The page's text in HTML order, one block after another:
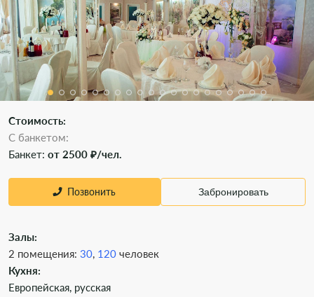
Стоимость:
С банкетом:
Банкет: от 2500 ₽/чел.
Позвонить Забронировать
Залы:
2 помещения: 30, 120 человек
Кухня:
Европейская, русская